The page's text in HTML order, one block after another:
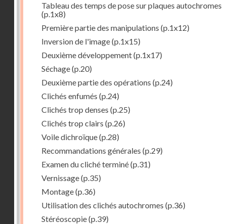
Tableau des temps de pose sur plaques autochromes
(p.1x8)
Première partie des manipulations (p.1x12)
Inversion de l'image(p.1x15)
Deuxième développement(p.1x17)
Séchage(p.20)
Deuxième partie des opérations (p.24)
Clichés enfumés (p.24)
Clichés trop denses (p.25)
Clichés trop clairs (p.26)
Voile dichroïque(p.28)
Recommandations générales (p.29)
Examen du cliché terminé(p.31)
Vernissage(p.35)
Montage(p.36)
Utilisation des clichés autochromes (p.36)
Stéréoscopie(p.39)